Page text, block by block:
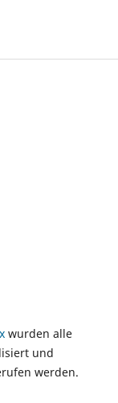
wurden alle
und
werden.